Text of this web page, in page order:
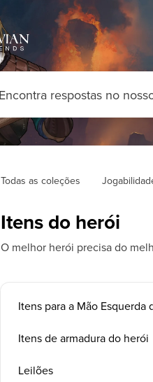
Todas as coleções
Itens do herói
O melhor herói precisa do
Itens para a Mão Esquerda
Itens de armadura do herói
Leilões